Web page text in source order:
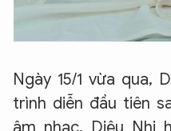
Ngày 15/1 vừa qua,
trình diễn đầu tiên